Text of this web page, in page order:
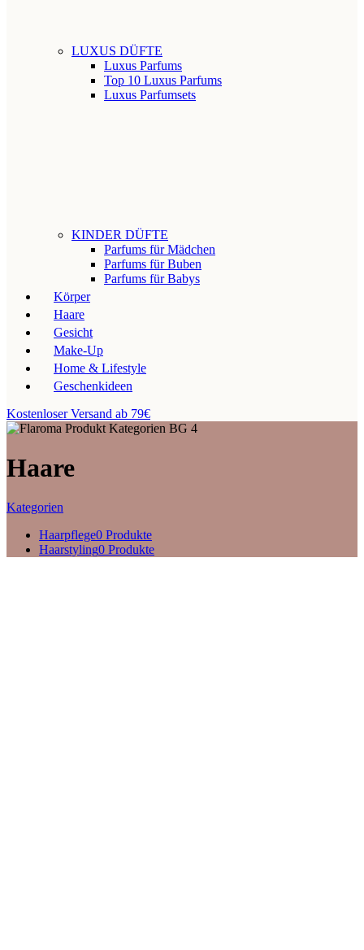
LUXUS DÜFTE
Luxus Parfums
Top 10 Luxus Parfums
Luxus Parfumsets
KINDER DÜFTE
Parfums für Mädchen
Parfums für Buben
Parfums für Babys
Körper
Haare
Gesicht
Make-Up
Home & Lifestyle
Geschenkideen
Kostenloser Versand ab 79€
Haare
Kategorien
Haarpflege0 Produkte
Haarstyling0 Produkte